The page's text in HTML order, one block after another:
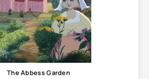
The Abbess Garden